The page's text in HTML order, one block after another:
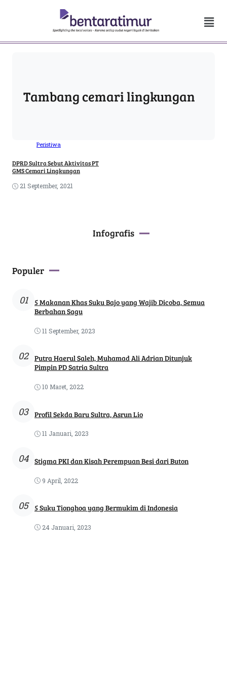
Tambang cemari lingkungan
Peristiwa
DPRD Sultra Sebut Aktivitas PT
GMS Cemari Lingkungan
21 September, 2021
Infografis
Populer
01
5 Makanan Khas Suku Bajo yang Wajib Dicoba, Semua
Berbahan Sagu
11 September, 2023
02
Putra Haerul Saleh, Muhamad Ali Adrian Ditunjuk
Pimpin PD Satria Sultra
10 Maret, 2022
03 Profil Sekda Baru Sultra, Asrun Lio
11 Januari, 2023
04 Stigma PKI dan Kisah Perempuan Besi dari Buton
9 April, 2022
05 5 Suku Tionghoa yang Bermukim di Indonesia
24 Januari, 2023